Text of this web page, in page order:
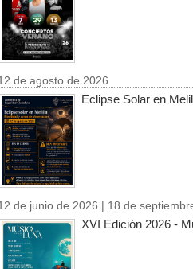
de agosto de 2026
Eclipse Solar en
de junio de 2026 | 18 de
XVI Edición 2026 -